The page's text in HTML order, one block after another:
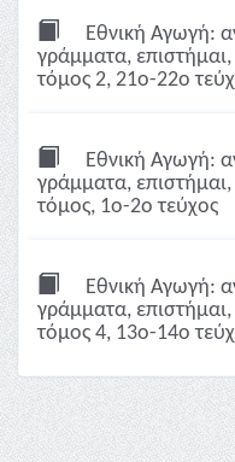
Εθνική Αγωγή:
γράμματα, επιστήμαι,
τόμος 2, 21ο-22ο
Εθνική Αγωγή:
γράμματα, επιστήμαι,
τόμος, 1ο-2ο τεύχος
Εθνική Αγωγή:
γράμματα, επιστήμαι,
τόμος 4, 13ο-14ο